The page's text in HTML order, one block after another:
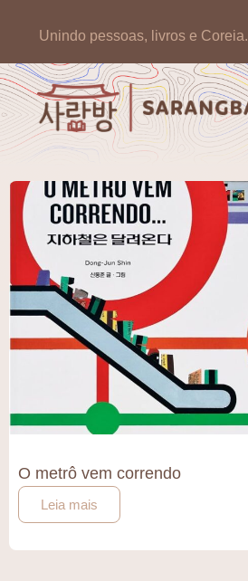
Unindo pessoas, livros e Coreia.
O metrô vem correndo
Leia mais